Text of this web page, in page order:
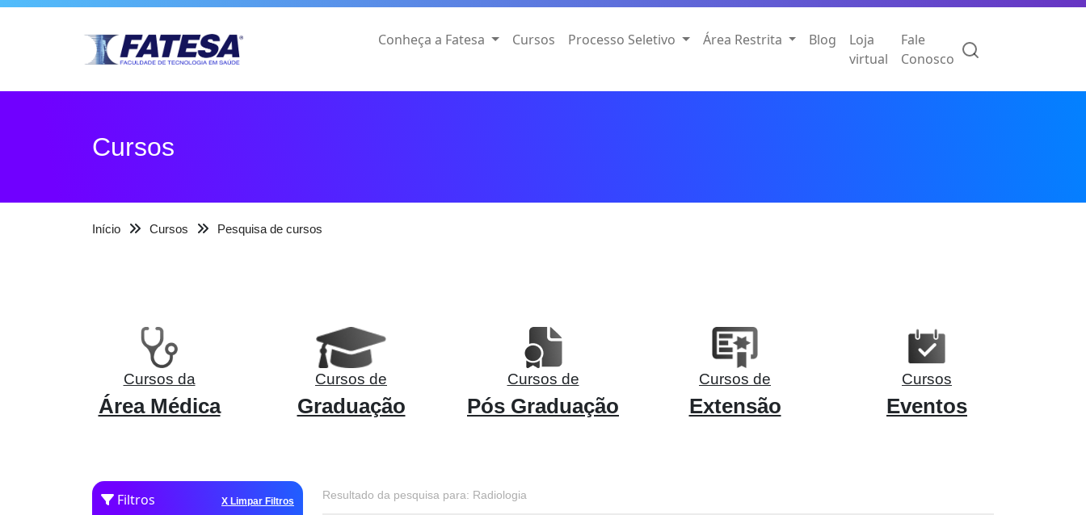
Conheça a Fatesa Cursos Processo Seletivo Área Restrita Blog
Loja
virtual
Fale
Conosco
Cursos
Início Cursos Pesquisa de cursos
Cursos da
Área Médica
Cursos de
Graduação
Cursos de
Pós Graduação
Cursos de
Extensão
Cursos
Eventos
Filtros X Limpar Filtros Resultado da pesquisa para: Radiologia